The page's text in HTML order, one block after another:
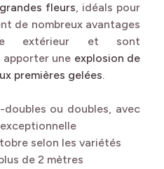
fleurs, idéals pour
de nombreux avantages
extérieur et sont
une explosion de
premières gelées.
doubles ou doubles, avec
selon les variétés
de 2 mètres